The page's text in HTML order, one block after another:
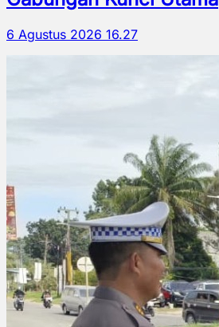
6 Agustus 2026 16.27